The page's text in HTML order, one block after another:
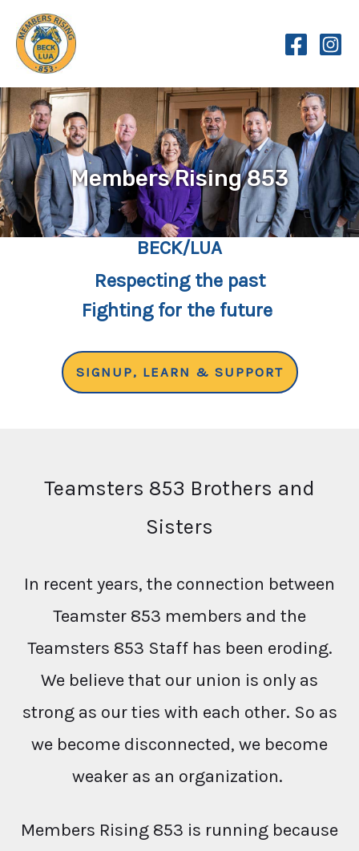
content
Members Rising 853
BECK/LUA
Respecting the past
Fighting for the future
SIGNUP, LEARN & SUPPORT
Teamsters 853 Brothers and
Sisters
In recent years, the connection between
Teamster 853 members and the
Teamsters 853 Staff has been eroding.
We believe that our union is only as
strong as our ties with each other. So as
we become disconnected, we become
weaker as an organization.
Members Rising 853 is running because